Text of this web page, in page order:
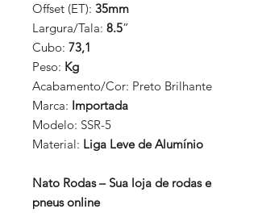
Offset (ET): 35mm
Largura/Tala: 8.5”
Cubo: 73,1
Peso: Kg
Acabamento/Cor: Preto Brilhante
Marca: Importada
Modelo: SSR-5
Material: Liga Leve de Alumínio
Nato Rodas – Sua loja de rodas e
pneus online